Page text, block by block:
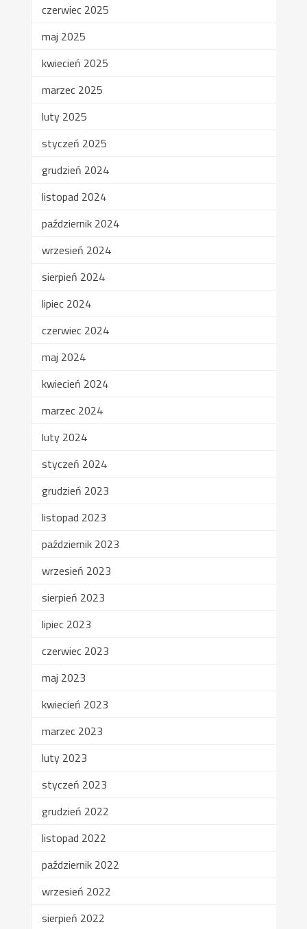
czerwiec 2025
maj 2025
kwiecień 2025
marzec 2025
luty 2025
styczeń 2025
grudzień 2024
listopad 2024
październik 2024
wrzesień 2024
sierpień 2024
lipiec 2024
czerwiec 2024
maj 2024
kwiecień 2024
marzec 2024
luty 2024
styczeń 2024
grudzień 2023
listopad 2023
październik 2023
wrzesień 2023
sierpień 2023
lipiec 2023
czerwiec 2023
maj 2023
kwiecień 2023
marzec 2023
luty 2023
styczeń 2023
grudzień 2022
listopad 2022
październik 2022
wrzesień 2022
sierpień 2022